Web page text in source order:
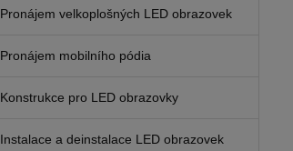
Pronájem velkoplošných LED obrazovek
Pronájem mobilního pódia
Konstrukce pro LED obrazovky
Instalace a deinstalace LED obrazovek